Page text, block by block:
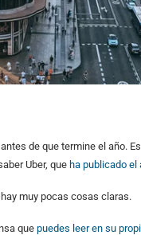
de que termine el año.
Uber, que ha publicado el
muy pocas cosas claras.
que puedes leer en su